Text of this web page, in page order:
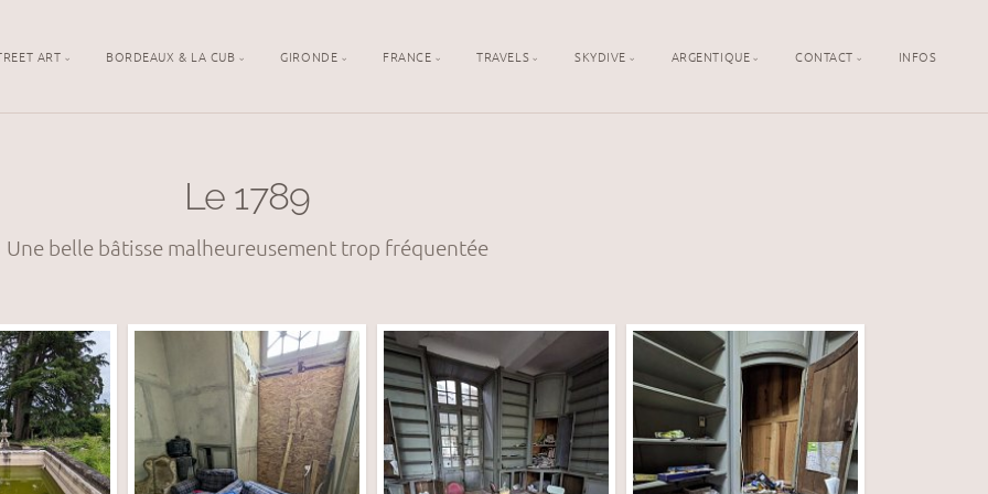
ART BORDEAUX & LA CUB GIRONDE FRANCE TRAVELS SKYDIVE ARGENTIQUE CONTACT INFOS
Le 1789
Une belle bâtisse malheureusement trop fréquentée